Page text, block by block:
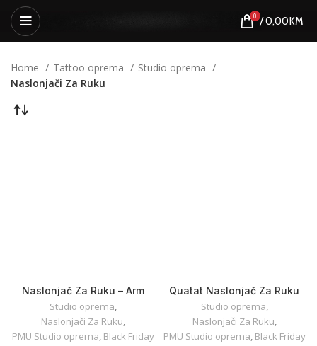
0 /0,00KM
Home Tattoo oprema
Studio oprema
Naslonjači Za Ruku
Naslonjač Za Ruku – Arm
Holder Elite
Studio oprema,
Naslonjači Za Ruku,
PMU Studio oprema, Black Friday
Quatat Naslonjač Za Ruku
Studio oprema,
Naslonjači Za Ruku,
PMU Studio oprema, Black Friday